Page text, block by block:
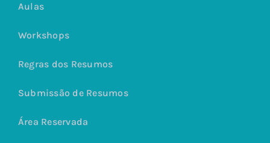
Aulas
Workshops
Regras dos Resumos
Submissão de Resumos
Área Reservada